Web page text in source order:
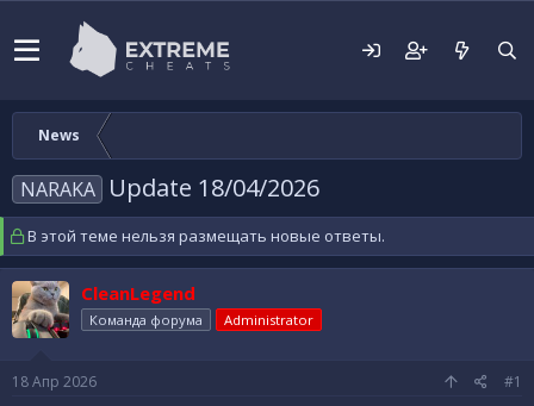
News
NARAKA Update 18/04/2026
В этой теме нельзя размещать новые ответы.
CleanLegend
Команда форума Administrator
18 Апр 2026 #1